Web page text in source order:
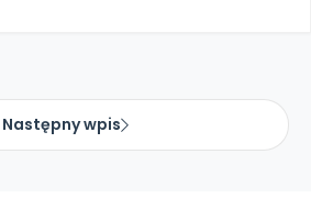
Następny wpis